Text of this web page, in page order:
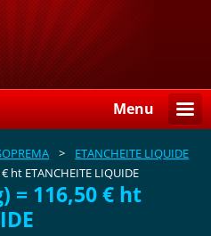
Menu
>
ETANCHEITE LIQUIDE
ht ETANCHEITE LIQUIDE
= 116,50 € ht